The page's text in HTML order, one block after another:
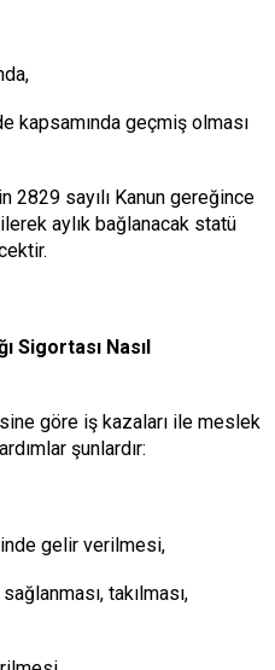
kapsamında geçmiş olması
2829 sayılı Kanun gereğince
aylık bağlanacak statü
Sigortası Nasıl
göre iş kazaları ile meslek
şunlardır:
gelir verilmesi,
takılması,